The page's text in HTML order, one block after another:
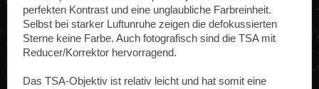
perfekten Kontrast und eine unglaubliche Farbreinheit.
Selbst bei starker Luftunruhe zeigen die defokussierten
Sterne keine Farbe. Auch fotografisch sind die TSA mit
Reducer/Korrektor hervorragend.
Das TSA-Objektiv ist relativ leicht und hat somit eine